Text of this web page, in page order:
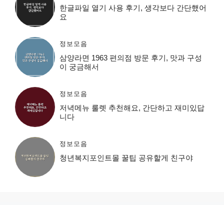
한글파일 열기 사용 후기, 생각보다 간단했어
요
정보모음
삼양라면 1963 편의점 방문 후기, 맛과 구성
이 궁금해서
정보모음
저녁메뉴 룰렛 추천해요, 간단하고 재미있답
니다
정보모음
청년복지포인트몰 꿀팁 공유할게 친구야